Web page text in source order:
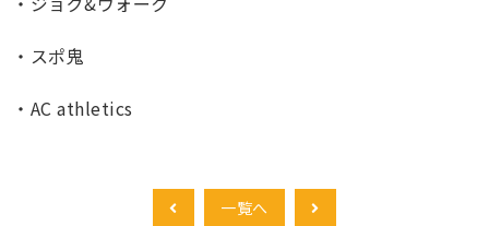
・スポ鬼
・AC athletics
一覧へ